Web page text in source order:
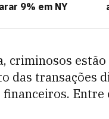
9% em NY
criminosos
das transações
Entre